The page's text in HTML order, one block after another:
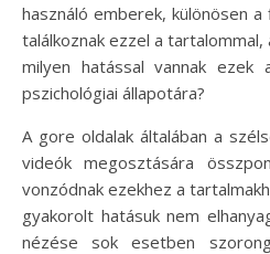
használó emberek, különösen
találkoznak ezzel a
milyen hatással vannak ezek
pszichológiai állapotára?
A gore oldalak általában a
videók megosztására
vonzódnak ezekhez a
gyakorolt hatásuk nem
nézése sok esetben